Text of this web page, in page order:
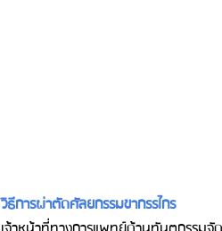
วิธีการผ่าตัดศัลยกรรมขากรรไกร